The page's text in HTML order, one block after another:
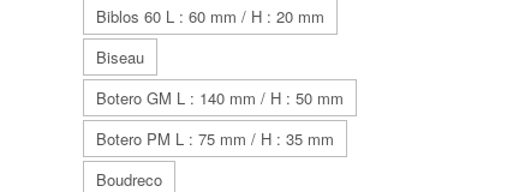
Biblos 60 L : 60 mm / H : 20 mm
Biseau
Botero GM L : 140 mm / H : 50 mm
Botero PM L : 75 mm / H : 35 mm
Boudreco